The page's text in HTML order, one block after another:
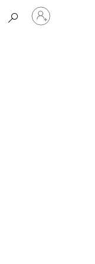
Pierakstieties
savā
kontā